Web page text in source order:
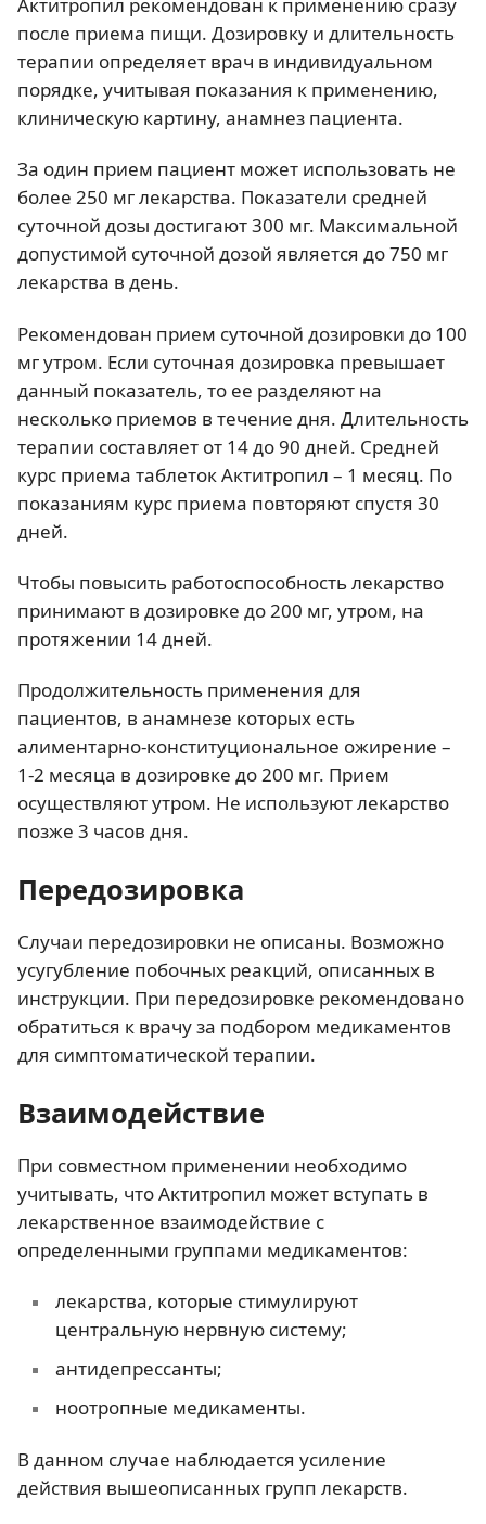
после приема пищи. Дозировку и длительность
терапии определяет врач в индивидуальном
порядке, учитывая показания к применению,
клиническую картину, анамнез пациента.
За один прием пациент может использовать не
более 250 мг лекарства. Показатели средней
суточной дозы достигают 300 мг. Максимальной
допустимой суточной дозой является до 750 мг
лекарства в день.
Рекомендован прием суточной дозировки до 100
мг утром. Если суточная дозировка превышает
данный показатель, то ее разделяют на
несколько приемов в течение дня. Длительность
терапии составляет от 14 до 90 дней. Средней
курс приема таблеток Актитропил – 1 месяц. По
показаниям курс приема повторяют спустя 30
дней.
Чтобы повысить работоспособность лекарство
принимают в дозировке до 200 мг, утром, на
протяжении 14 дней.
Продолжительность применения для
пациентов, в анамнезе которых есть
алиментарно-конституциональное ожирение –
1-2 месяца в дозировке до 200 мг. Прием
осуществляют утром. Не используют лекарство
позже 3 часов дня.
Передозировка
Случаи передозировки не описаны. Возможно
усугубление побочных реакций, описанных в
инструкции. При передозировке рекомендовано
обратиться к врачу за подбором медикаментов
для симптоматической терапии.
Взаимодействие
При совместном применении необходимо
учитывать, что Актитропил может вступать в
лекарственное взаимодействие с
определенными группами медикаментов:
лекарства, которые стимулируют
центральную нервную систему;
антидепрессанты;
ноотропные медикаменты.
В данном случае наблюдается усиление
действия вышеописанных групп лекарств.